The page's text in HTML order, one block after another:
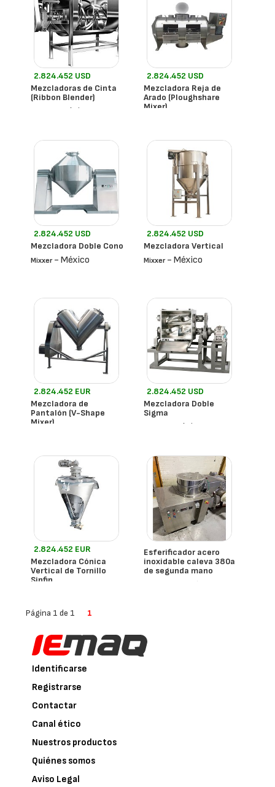
2.824.452 USD
Mezcladoras de Cinta
(Ribbon Blender)
- México
2.824.452 USD
Mezcladora Reja de
Arado (Ploughshare
Mixer)
2.824.452 USD
Mezcladora Doble Cono
Mixxer- México
2.824.452 USD
Mezcladora Vertical
Mixxer- México
2.824.452 EUR
Mezcladora de
Pantalón (V-Shape
Mixer)
2.824.452 USD
Mezcladora Doble
Sigma
- México
2.824.452 EUR
Mezcladora Cónica
Vertical de Tornillo
Sinfin
Esferificador acero
inoxidable caleva 380a
de segunda mano
- España
Página 1 de 1 1
Identificarse
Registrarse
Contactar
Canal ético
Nuestros productos
Quiénes somos
Aviso Legal